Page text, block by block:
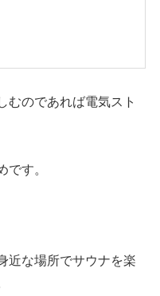
むのであれば電気スト
です。
近な場所でサウナを楽